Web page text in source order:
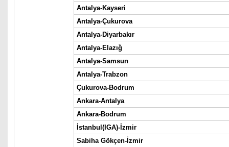
Antalya-Kayseri
Antalya-Çukurova
Antalya-Diyarbakır
Antalya-Elazığ
Antalya-Samsun
Antalya-Trabzon
Çukurova-Bodrum
Ankara-Antalya
Ankara-Bodrum
İstanbul(IGA)-İzmir
Sabiha Gökçen-İzmir